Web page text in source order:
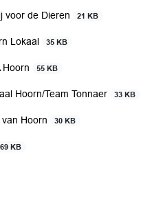
voor de Dieren 21 KB
Lokaal 35 KB
Hoorn 55 KB
Hoorn/Team Tonnaer 33 KB
Hoorn 30 KB
69 KB